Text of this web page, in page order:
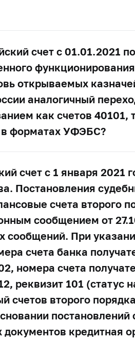
счет с 01.01.2021
открываемых
аналогичный
как счетов 40101,
в форматах УФЭБС?
счет с 1 января 2021
Постановления
счета второго
сообщением от
сообщений. При
счета банка
номера счета
реквизит 101 (статус
счетов второго
кредитная